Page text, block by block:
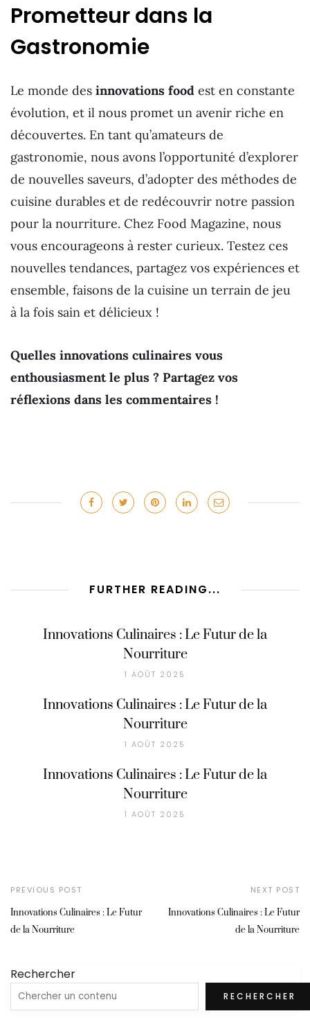
Prometteur dans la
Gastronomie
Le monde des innovations food est en constante
évolution, et il nous promet un avenir riche en
découvertes. En tant qu’amateurs de
gastronomie, nous avons l’opportunité d’explorer
de nouvelles saveurs, d’adopter des méthodes de
cuisine durables et de redécouvrir notre passion
pour la nourriture. Chez Food Magazine, nous
vous encourageons à rester curieux. Testez ces
nouvelles tendances, partagez vos expériences et
ensemble, faisons de la cuisine un terrain de jeu
à la fois sain et délicieux !
Quelles innovations culinaires vous
enthousiasment le plus ? Partagez vos
réflexions dans les commentaires !
FURTHER READING...
Innovations Culinaires : Le Futur de la
Nourriture
1 AOÛT 2025
Innovations Culinaires : Le Futur de la
Nourriture
1 AOÛT 2025
Innovations Culinaires : Le Futur de la
Nourriture
1 AOÛT 2025
PREVIOUS POST
Innovations Culinaires : Le Futur
de la Nourriture
NEXT POST
Innovations Culinaires : Le Futur
de la Nourriture
Rechercher
RECHERCHER